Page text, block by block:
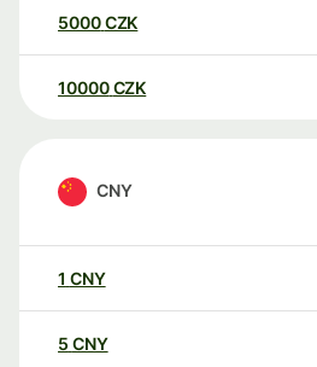
5000CZK
10000 CZK
CNY
1 CNY
5 CNY